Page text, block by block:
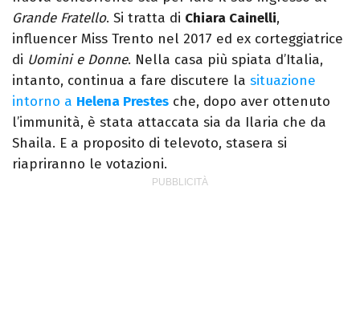
Grande Fratello. Si tratta di Chiara Cainelli,
influencer Miss Trento nel 2017 ed ex corteggiatrice
di Uomini e Donne. Nella casa più spiata d’Italia,
intanto, continua a fare discutere la situazione
intorno a Helena Prestes che, dopo aver ottenuto
l’immunità, è stata attaccata sia da Ilaria che da
Shaila. E a proposito di televoto, stasera si
riapriranno le votazioni.